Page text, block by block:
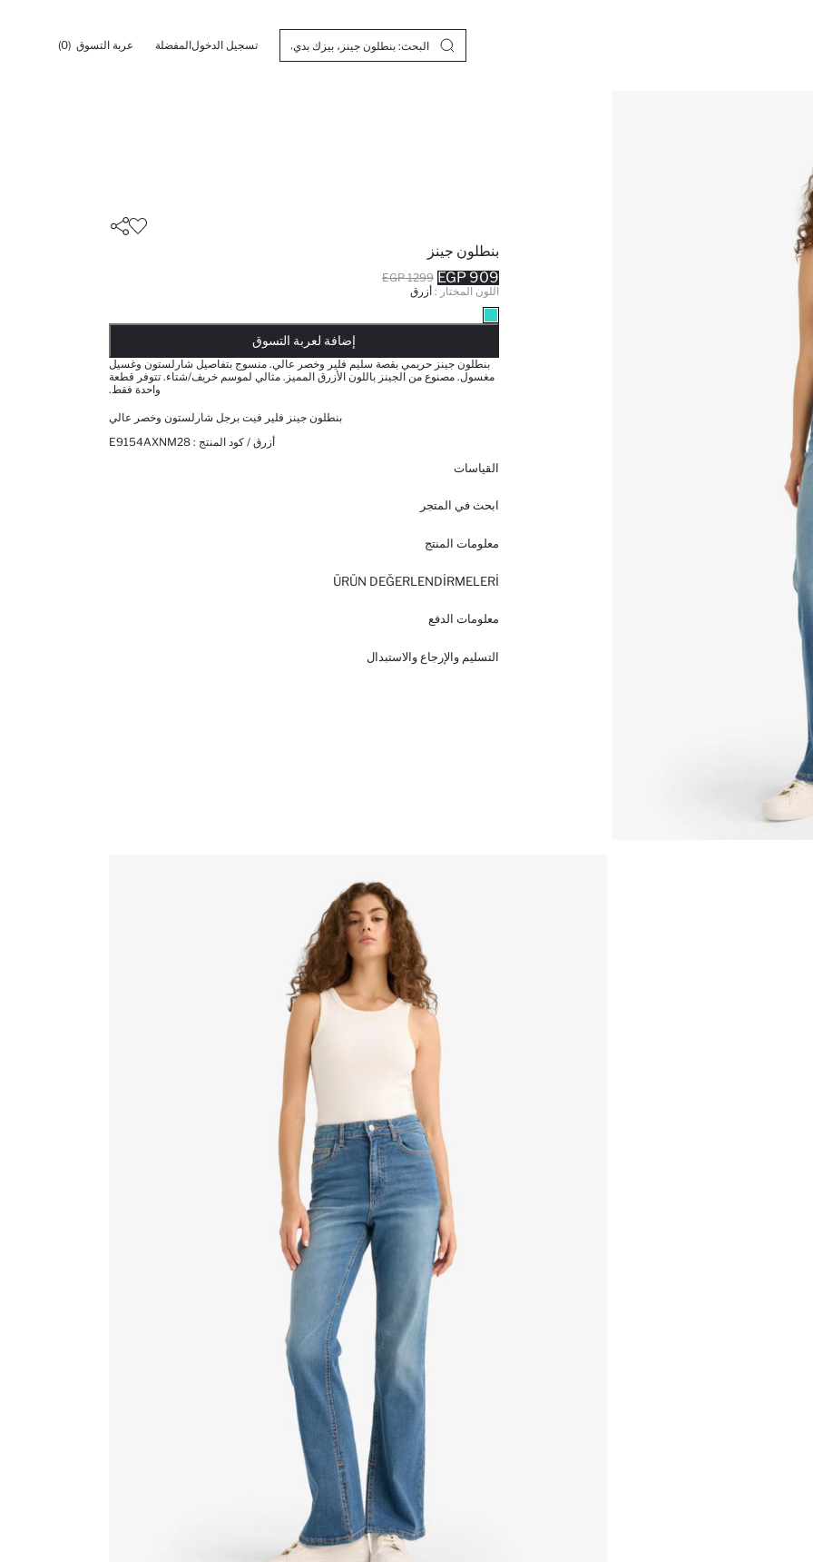
تسجيل الدخولالمفضلة عربة التسوق (0)
بنطلون جينز
1299 EGP 909 EGP
اللون المختار : أزرق
إضافة لعربة التسوق
بنطلون جينز حريمي بقصة سليم فلير وخصر عالي. منسوج بتفاصيل شارلستون وغسيل
مغسول. مصنوع من الجينز باللون الأزرق المميز. مثالي لموسم خريف/شتاء. تتوفر قطعة
واحدة فقط.
بنطلون جينز فلير فيت برجل شارلستون وخصر عالي
أزرق / كود المنتج : E9154AXNM28
القياسات
ابحث في المتجر
معلومات المنتج
ÜRÜN DEĞERLENDİRMELERİ
معلومات الدفع
التسليم والإرجاع والاستبدال